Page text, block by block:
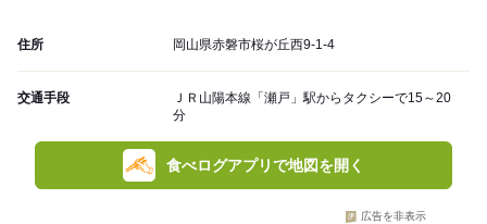
住所 岡山県赤磐市桜が丘西9-1-4
交通手段
ＪＲ山陽本線「瀬戸」駅からタクシーで15～20
分
食べログアプリで地図を開く
広告を非表示